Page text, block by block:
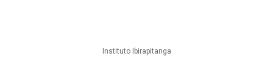
Instituto Ibirapitanga